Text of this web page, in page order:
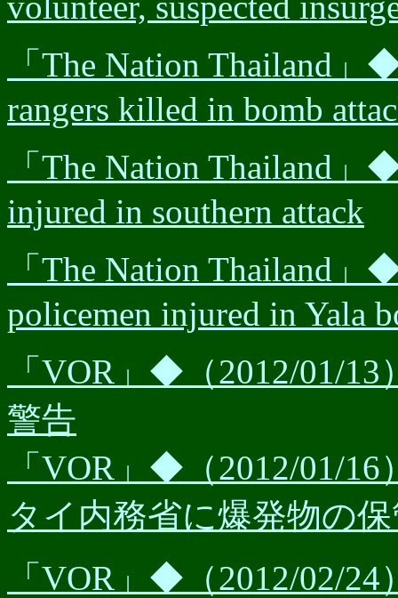
「The Nation Thailand
rangers killed in bomb
「The Nation Thailand
injured in southern attack
「The Nation Thailand
policemen injured in Yala
「VOR」◆（2012/01/
警告
「VOR」◆（2012/01/
タイ内務省に爆発物の
「VOR」◆（2012/02/